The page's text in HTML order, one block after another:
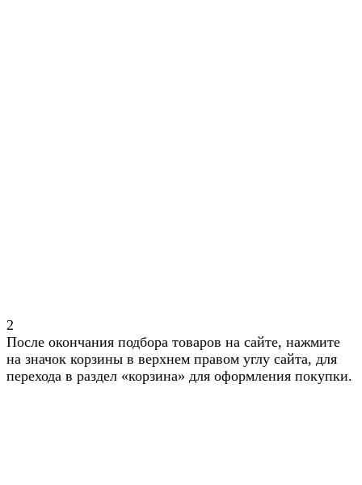
2
После окончания подбора товаров на сайте, нажмите
на значок корзины в верхнем правом углу сайта, для
перехода в раздел «корзина» для оформления покупки.